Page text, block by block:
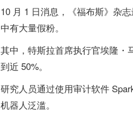
10 月 1 日消息，《福布斯》杂
中有大量假粉。
其中， 特斯拉首席执行官埃隆・
到近 50%。
研究人员通过使用审计软件
机器人泛滥。